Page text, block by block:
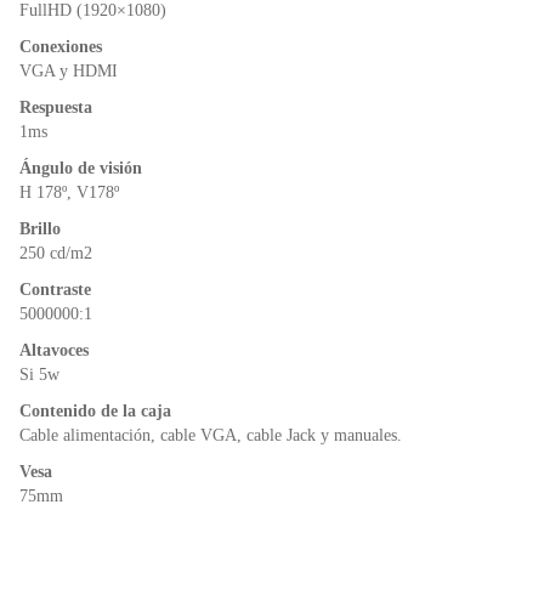
FullHD (1920×1080)
Conexiones
VGA y HDMI
Respuesta
1ms
Ángulo de visión
H 178º, V178º
Brillo
250 cd/m2
Contraste
5000000:1
Altavoces
Si 5w
Contenido de la caja
Cable alimentación, cable VGA, cable Jack y manuales.
Vesa
75mm